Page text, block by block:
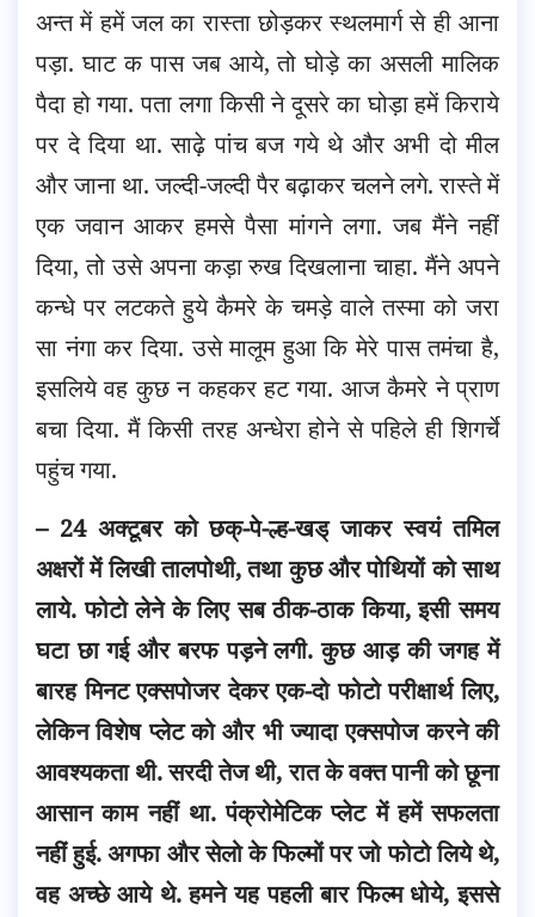
अन्त में हमें जल का रास्ता छोड़कर स्थलमार्ग से ही आना
पड़ा. घाट क पास जब आये, तो घोड़े का असली मालिक
पैदा हो गया. पता लगा किसी ने दूसरे का घोड़ा हमें किराये
पर दे दिया था. साढ़े पांच बज गये थे और अभी दो मील
और जाना था. जल्दी-जल्दी पैर बढ़ाकर चलने लगे. रास्ते में
एक जवान आकर हमसे पैसा मांगने लगा. जब मैंने नहीं
दिया, तो उसे अपना कड़ा रुख दिखलाना चाहा. मैंने अपने
कन्धे पर लटकते हुये कैमरे के चमड़े वाले तस्मा को जरा
सा नंगा कर दिया. उसे मालूम हुआ कि मेरे पास तमंचा है,
इसलिये वह कुछ न कहकर हट गया. आज कैमरे ने प्राण
बचा दिया. मैं किसी तरह अन्धेरा होने से पहिले ही शिगर्चे
पहुंच गया.
– 24 अक्टूबर को छक्-पे-ल्ह-खड् जाकर स्वयं तमिल
अक्षरों में लिखी तालपोथी, तथा कुछ और पोथियों को साथ
लाये. फोटो लेने के लिए सब ठीक-ठाक किया, इसी समय
घटा छा गई और बरफ पड़ने लगी. कुछ आड़ की जगह में
बारह मिनट एक्सपोजर देकर एक-दो फोटो परीक्षार्थ लिए,
लेकिन विशेष प्लेट को और भी ज्यादा एक्सपोज करने की
आवश्यकता थी. सरदी तेज थी, रात के वक्त पानी को छूना
आसान काम नहीं था. पंक्रोमेटिक प्लेट में हमें सफलता
नहीं हुई. अगफा और सेलो के फिल्मों पर जो फोटो लिये थे,
वह अच्छे आये थे. हमने यह पहली बार फिल्म धोये, इससे